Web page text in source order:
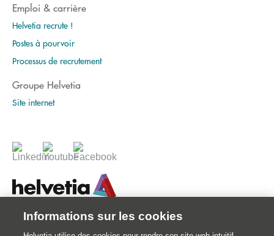
Emploi & carrière
Helvetia recrute !
Postes à pourvoir
Processus de recrutement
Groupe Helvetia
Site internet
Informations sur les cookies